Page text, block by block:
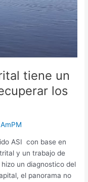
tiene un
los
ASI con base en
y un trabajo de
un diagnostico del
el panorama no